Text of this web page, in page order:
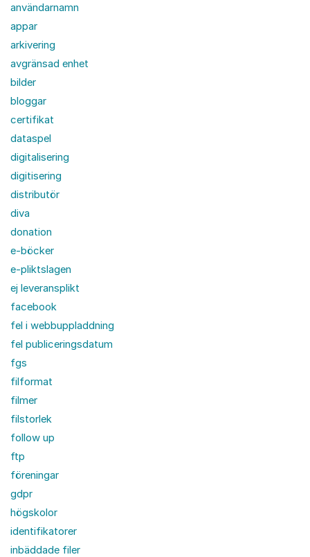
användarnamn
appar
arkivering
avgränsad enhet
bilder
bloggar
certifikat
dataspel
digitalisering
digitisering
distributör
diva
donation
e-böcker
e-pliktslagen
ej leveransplikt
facebook
fel i webbuppladdning
fel publiceringsdatum
fgs
filformat
filmer
filstorlek
follow up
ftp
föreningar
gdpr
högskolor
identifikatorer
inbäddade filer